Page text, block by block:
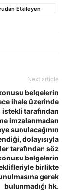
Etkileyen
Next article
belgelerin
ihale üzerinde
istekli tarafından
imzalanmadan
sunulacağının
dolayısıyla
tarafından söz
belgelerin
birlikte
gerek
bulunmadığı hk.